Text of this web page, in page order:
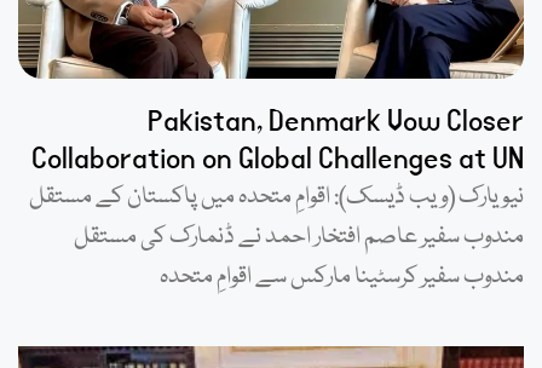
Pakistan, Denmark Vow Closer
Collaboration on Global Challenges at UN
نیویارک (ویب ڈیسک): اقوامِ متحدہ میں پاکستان کے مستقل
مندوب سفیر عاصم افتخار احمد نے ڈنمارک کی مستقل
مندوب سفیر کرسٹینا مارکس سے اقوامِ متحدہ